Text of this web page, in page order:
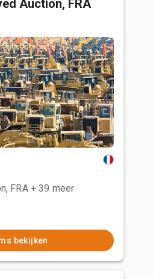
Auction, FRA
FRA + 39 meer
bekijken